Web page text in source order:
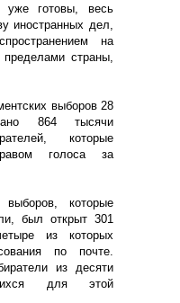
уже готовы, весь
иностранных дел,
на
пределами страны,
выборов 28
864 тысячи
которые
голоса за
которые
был открыт 301
из которых
по почте.
из десяти
для этой